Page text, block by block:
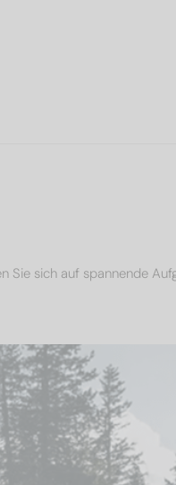
sich auf spannende